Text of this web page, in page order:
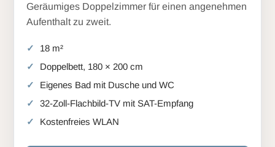
Geräumiges Doppelzimmer für einen angenehmen
Aufenthalt zu zweit.
18 m²
Doppelbett, 180 × 200 cm
Eigenes Bad mit Dusche und WC
32-Zoll-Flachbild-TV mit SAT-Empfang
Kostenfreies WLAN